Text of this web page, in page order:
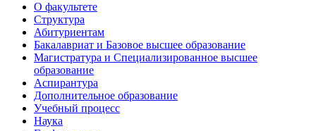
О факультете
Структура
Абитуриентам
Бакалавриат и Базовое высшее образование
Магистратура и Специализированное высшее
образование
Аспирантура
Дополнительное образование
Учебный процесс
Наука